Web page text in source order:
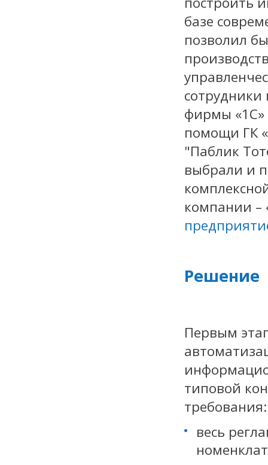
базе
позволил
фирмы
помощи ГК
"Паблик
выбрали и
компании –
Решение
Первым
типовой
требования:
весь